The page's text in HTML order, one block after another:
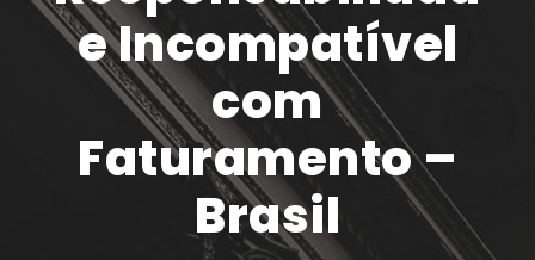
e Incompatível
com
Faturamento –
Brasil